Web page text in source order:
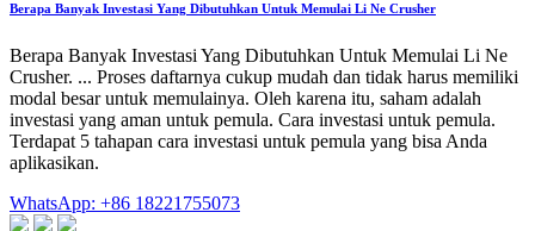
Berapa Banyak Investasi Yang Dibutuhkan Untuk Memulai Li Ne Crusher
Berapa Banyak Investasi Yang Dibutuhkan Untuk Memulai Li Ne
Crusher. ... Proses daftarnya cukup mudah dan tidak harus memiliki
modal besar untuk memulainya. Oleh karena itu, saham adalah
investasi yang aman untuk pemula. Cara investasi untuk pemula.
Terdapat 5 tahapan cara investasi untuk pemula yang bisa Anda
aplikasikan.
WhatsApp: +86 18221755073